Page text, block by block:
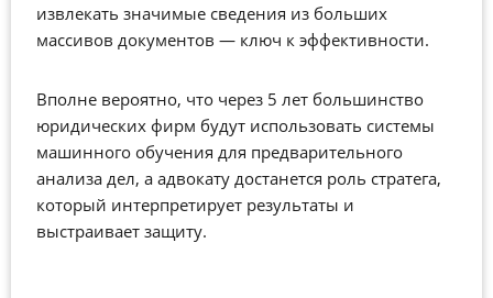
извлекать значимые сведения из больших
массивов документов — ключ к эффективности.
Вполне вероятно, что через 5 лет большинство
юридических фирм будут использовать системы
машинного обучения для предварительного
анализа дел, а адвокату достанется роль стратега,
который интерпретирует результаты и
выстраивает защиту.